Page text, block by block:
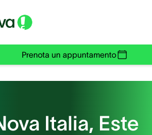
Prenota un appuntamento
Italia, Este